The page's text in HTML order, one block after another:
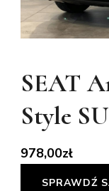
SEAT
Style
978,00zł
SPRAWDŹ